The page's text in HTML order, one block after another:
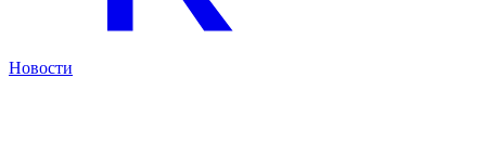
Новости